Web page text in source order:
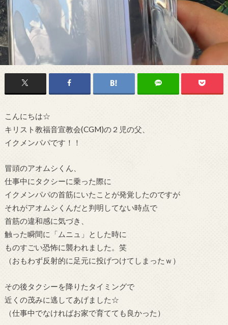
こんにちは☆
キリスト教福音宣教会(CGM)の２児の父、
イクメンパパです！！
冒頭のアオムシくん、
仕事中にタクシーに乗った際に
イクメンパパの首筋にいたことが発覚したのですが
それがアオムシくんだと判明してない時点で
首筋の違和感に気づき、
触った瞬間に「ムニュ」とした時に
ものすごい恐怖に襲われました。笑
（おもわず反射的に足元に投げつけてしまったｗ）
その後タクシーを降りたタイミングで
近くの茂みに逃してあげました☆
（仕事中でなければお家で育てても良かった）